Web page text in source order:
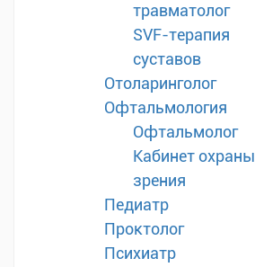
травматолог
SVF-терапия
суставов
Отоларинголог
Офтальмология
Офтальмолог
Кабинет охраны
зрения
Педиатр
Проктолог
Психиатр